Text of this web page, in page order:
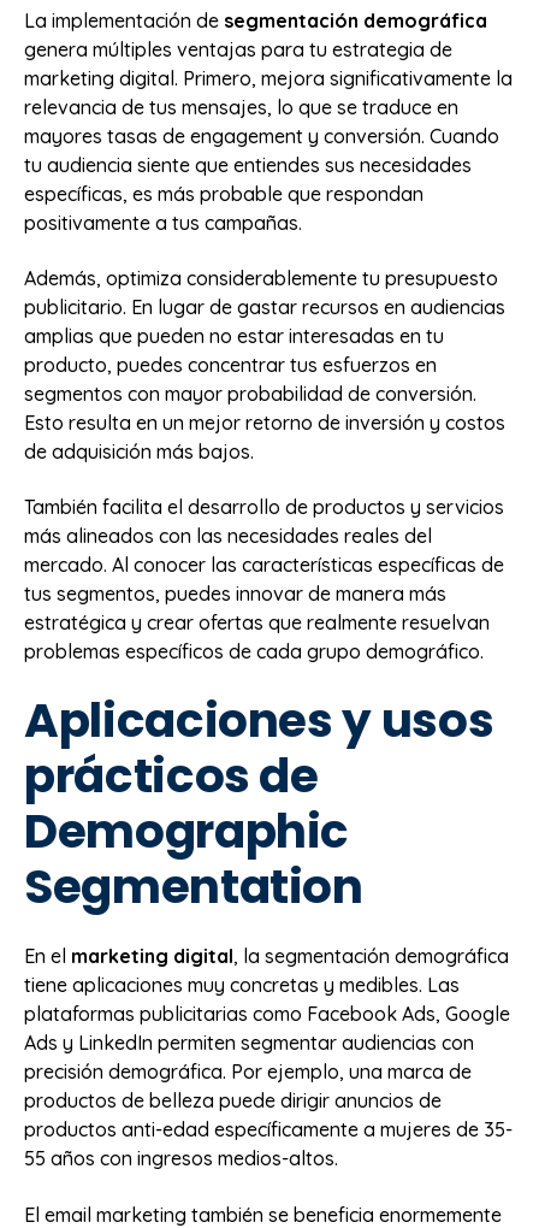
La implementación de segmentación demográfica
genera múltiples ventajas para tu estrategia de
marketing digital. Primero, mejora significativamente la
relevancia de tus mensajes, lo que se traduce en
mayores tasas de engagement y conversión. Cuando
tu audiencia siente que entiendes sus necesidades
específicas, es más probable que respondan
positivamente a tus campañas.
Además, optimiza considerablemente tu presupuesto
publicitario. En lugar de gastar recursos en audiencias
amplias que pueden no estar interesadas en tu
producto, puedes concentrar tus esfuerzos en
segmentos con mayor probabilidad de conversión.
Esto resulta en un mejor retorno de inversión y costos
de adquisición más bajos.
También facilita el desarrollo de productos y servicios
más alineados con las necesidades reales del
mercado. Al conocer las características específicas de
tus segmentos, puedes innovar de manera más
estratégica y crear ofertas que realmente resuelvan
problemas específicos de cada grupo demográfico.
Aplicaciones y usos
prácticos de
Demographic
Segmentation
En el marketing digital, la segmentación demográfica
tiene aplicaciones muy concretas y medibles. Las
plataformas publicitarias como Facebook Ads, Google
Ads y LinkedIn permiten segmentar audiencias con
precisión demográfica. Por ejemplo, una marca de
productos de belleza puede dirigir anuncios de
productos anti-edad específicamente a mujeres de 35-
55 años con ingresos medios-altos.
El email marketing también se beneficia enormemente